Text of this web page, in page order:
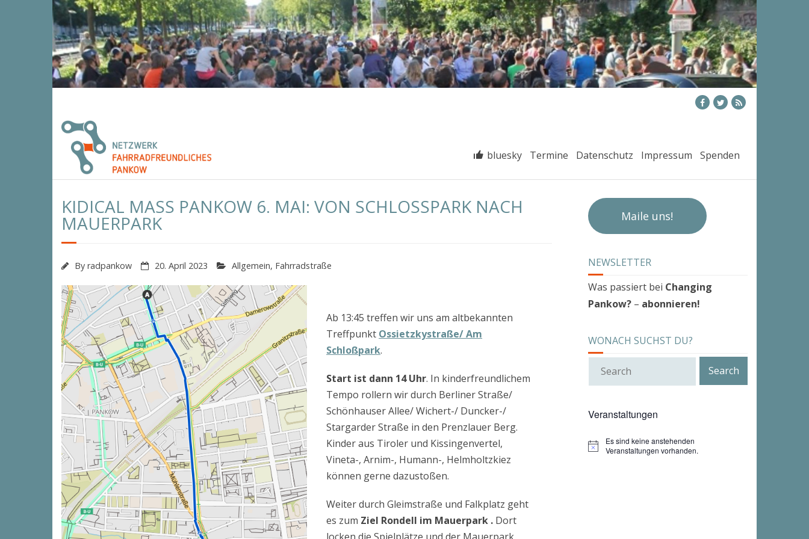
Skip
to
content
bluesky Termine Datenschutz Impressum Spenden
KIDICAL MASS PANKOW 6. MAI: VON SCHLOSSPARK NACH
MAUERPARK
By radpankow 20. April 2023 Allgemein, Fahrradstraße
Ab 13:45 treffen wir uns am altbekannten
Treffpunkt Ossietzkystraße/ Am
Schloßpark.
Start ist dann 14 Uhr. In kinderfreundlichem
Tempo rollern wir durch Berliner Straße/
Schönhauser Allee/ Wichert-/ Duncker-/
Stargarder Straße in den Prenzlauer Berg.
Kinder aus Tiroler und Kissingenvertel,
Vineta-, Arnim-, Humann-, Helmholtzkiez
können gerne dazustoßen.
Weiter durch Gleimstraße und Falkplatz geht
es zum Ziel Rondell im Mauerpark . Dort
Maile uns!
NEWSLETTER
Was passiert bei Changing
Pankow? – abonnieren!
WONACH SUCHST DU?
Veranstaltungen
H
Es sind keine anstehenden
Veranstaltungen vorhanden.